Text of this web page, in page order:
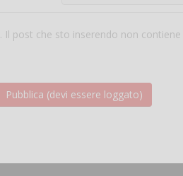
. Il post che sto inserendo non